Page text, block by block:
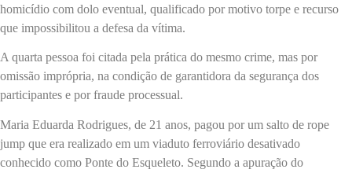
homicídio com dolo eventual, qualificado por motivo torpe e recurso
que impossibilitou a defesa da vítima.
A quarta pessoa foi citada pela prática do mesmo crime, mas por
omissão imprópria, na condição de garantidora da segurança dos
participantes e por fraude processual.
Maria Eduarda Rodrigues, de 21 anos, pagou por um salto de rope
jump que era realizado em um viaduto ferroviário desativado
conhecido como Ponte do Esqueleto. Segundo a apuração do